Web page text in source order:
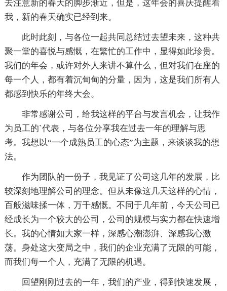
去注意新的春天的脚步渐近，但是，这年会的喜庆提醒着
我，新的春天确实已经到来。
此时此刻，与各位一起共同总结过去望未来，这种共
聚一堂的喜悦与感慨，在繁忙的工作中，显得如此珍贵。
我们的年会，或许对外人来讲不算什么，但对我们在座的
每一个人，都有着沉甸甸的分量，因为，这是我们所有人
都感到快乐的年终大会。
非常感谢公司，给我这样的平台与发言机会，让我作
为员工的`代表，与各位分享我在过去一年的理解与思
考。我想以“一个成熟员工的心态”为主题，来谈谈我的想
法。
作为团队的一份子，我见证了公司这几年的发展，比
较深刻地理解公司的理念。但从未像这几天这样的心情，
百般滋味揉一体，万千感慨。不同于几年前，今天公司已
经成长为一个较大的公司，公司的规模与实力都在快速增
长。我的心情如大家一样，深感心潮澎湃、深感我心激
荡。身处这大变局之中，我们的企业充满了无限的可能，
而我们每一个人，充满了无限的机遇。
回望刚刚过去的一年，我们的产业，得到快速发展，